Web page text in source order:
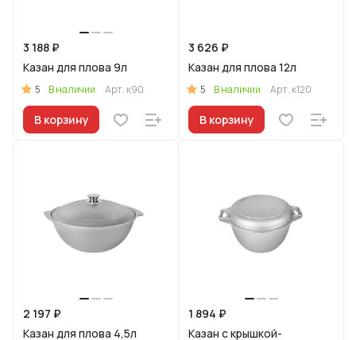
3 188 ₽
Казан для плова 9л
5 В наличии Арт. к90
В корзину
3 626 ₽
Казан для плова 12л
5 В наличии Арт. к120
В корзину
2 197 ₽
Казан для плова 4,5л
1 894 ₽
Казан с крышкой-